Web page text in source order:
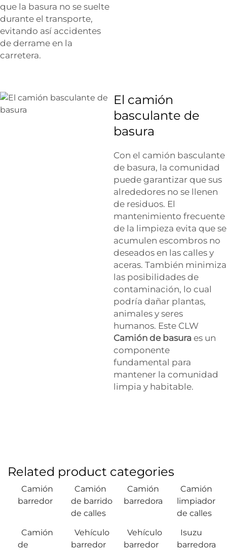
que la basura no se suelte
durante el transporte,
evitando así accidentes
de derrame en la
carretera.
El camión
basculante de
basura
Con el camión basculante
de basura, la comunidad
puede garantizar que sus
alrededores no se llenen
de residuos. El
mantenimiento frecuente
de la limpieza evita que se
acumulen escombros no
deseados en las calles y
aceras. También minimiza
las posibilidades de
contaminación, lo cual
podría dañar plantas,
animales y seres
humanos. Este CLW
Camión de basura es un
componente
fundamental para
mantener la comunidad
limpia y habitable.
Related product categories
Camión
barredor
Camión
de barrido
de calles
Camión
barredora
Camión
limpiador
de calles
Camión
de
Vehículo
barredor
Vehículo
barredor
Isuzu
barredora